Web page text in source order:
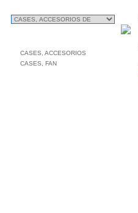
CASES, ACCESORIOS
CASES, FAN